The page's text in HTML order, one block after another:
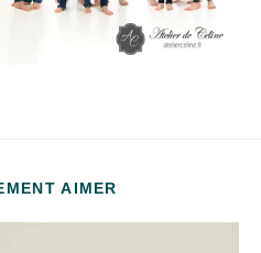
AIMER